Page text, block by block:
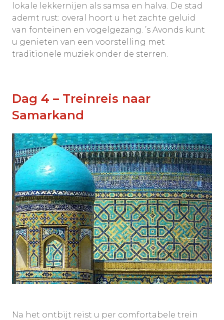
lokale lekkernijen als samsa en halva. De stad
ademt rust: overal hoort u het zachte geluid
van fonteinen en vogelgezang. ’s Avonds kunt
u genieten van een voorstelling met
traditionele muziek onder de sterren.
Dag 4 – Treinreis naar
Samarkand
Na het ontbijt reist u per comfortabele trein